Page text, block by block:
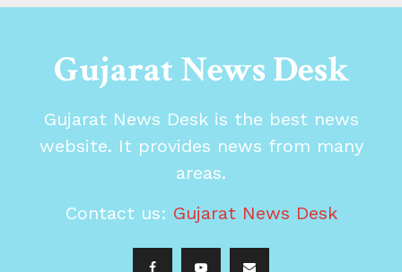
Gujarat News Desk
Gujarat News Desk is the best news
website. It provides news from many
areas.
Contact us: Gujarat News Desk